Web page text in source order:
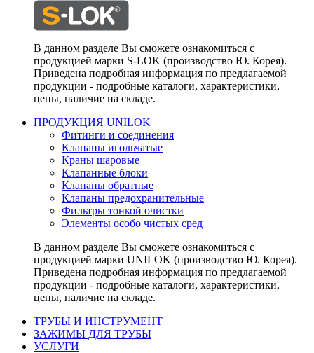
В данном разделе Вы сможете ознакомиться с
продукцией марки S-LOK (производство Ю. Корея).
Приведена подробная информация по предлагаемой
продукции - подробные каталоги, характеристики,
цены, наличие на складе.
ПРОДУКЦИЯ UNILOK
Фитинги и соединения
Клапаны игольчатые
Краны шаровые
Клапанные блоки
Клапаны обратные
Клапаны предохранительные
Фильтры тонкой очистки
Элементы особо чистых сред
В данном разделе Вы сможете ознакомиться с
продукцией марки UNILOK (производство Ю. Корея).
Приведена подробная информация по предлагаемой
продукции - подробные каталоги, характеристики,
цены, наличие на складе.
ТРУБЫ И ИНСТРУМЕНТ
ЗАЖИМЫ ДЛЯ ТРУБЫ
УСЛУГИ